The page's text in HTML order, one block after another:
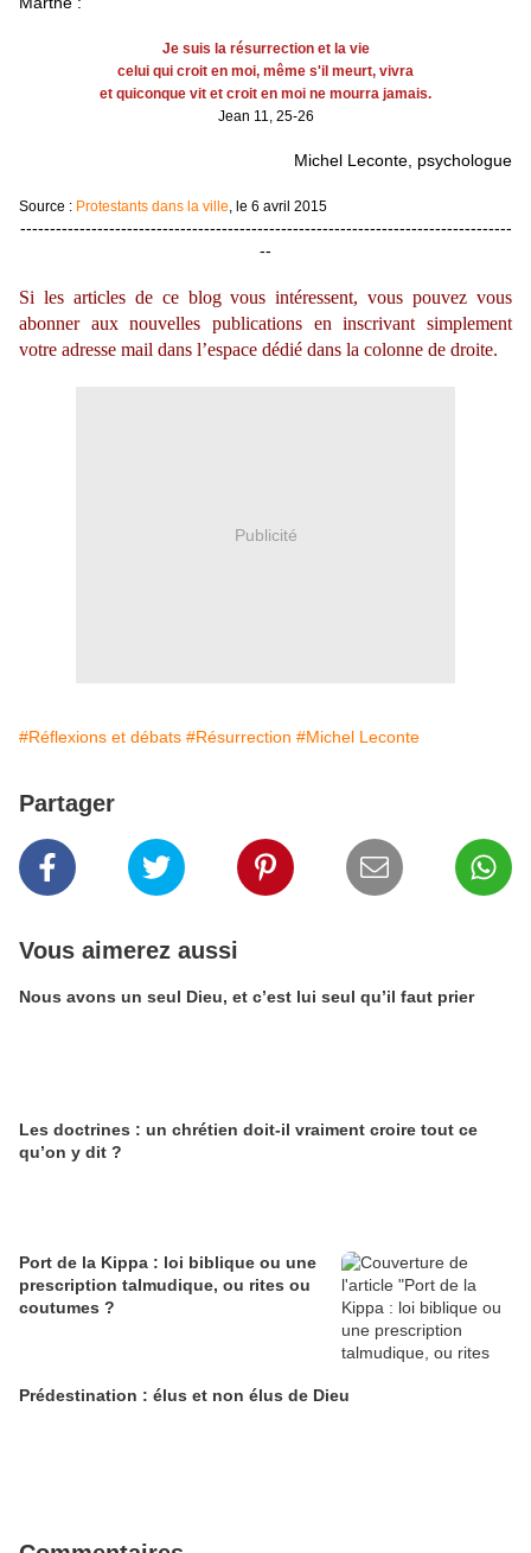
Je suis la résurrection et la vie
celui qui croit en moi, même s'il meurt, vivra
et quiconque vit et croit en moi ne mourra jamais.
Jean 11, 25-26
Michel Leconte, psychologue
Source : Protestants dans la ville, le 6 avril 2015
-----------------------------------------------------------------------------------
--
Si les articles de ce blog vous intéressent, vous pouvez vous
abonner aux nouvelles publications en inscrivant simplement
votre adresse mail dans l’espace dédié dans la colonne de droite.
Publicité
#Réflexions et débats #Résurrection #Michel Leconte
Partager
Vous aimerez aussi
Nous avons un seul Dieu, et c’est lui seul qu’il faut prier
Les doctrines : un chrétien doit-il vraiment croire tout ce
qu’on y dit ?
Port de la Kippa : loi biblique ou une
prescription talmudique, ou rites ou
coutumes ?
Prédestination : élus et non élus de Dieu